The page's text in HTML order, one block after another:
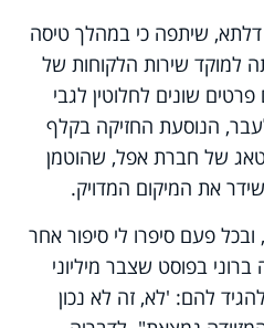
שיתפה כי במהלך טיסה
למוקד שירות הלקוחות של
שונים לחלוטין לגבי
הנוסעת החזיקה בקלף
של חברת אפל, שהוטמן
את המיקום המדויק.
פעם סיפרו לי סיפור אחר
בפוסט שצבר מיליוני
להם: 'לא, זה לא נכון